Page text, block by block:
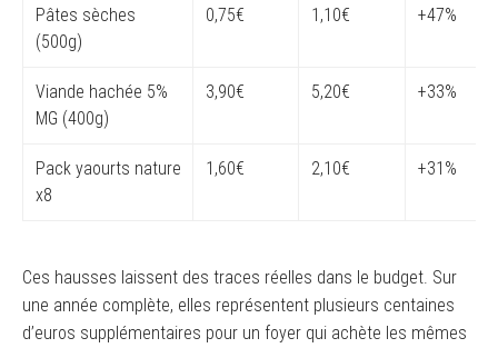
Pâtes sèches
(500g)
0,75€ 1,10€ +47%
Viande hachée 5%
MG (400g)
3,90€ 5,20€ +33%
Pack yaourts nature
x8
1,60€ 2,10€ +31%
Ces hausses laissent des traces réelles dans le budget. Sur
une année complète, elles représentent plusieurs centaines
d’euros supplémentaires pour un foyer qui achète les mêmes